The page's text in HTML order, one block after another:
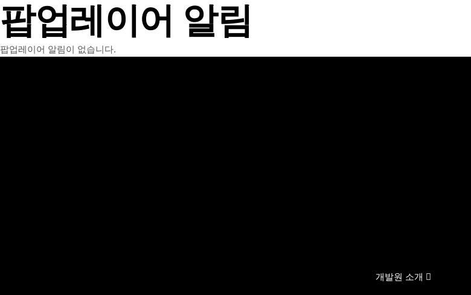
팝업레이어 알림
팝업레이어 알림이 없습니다.
개발원 소개